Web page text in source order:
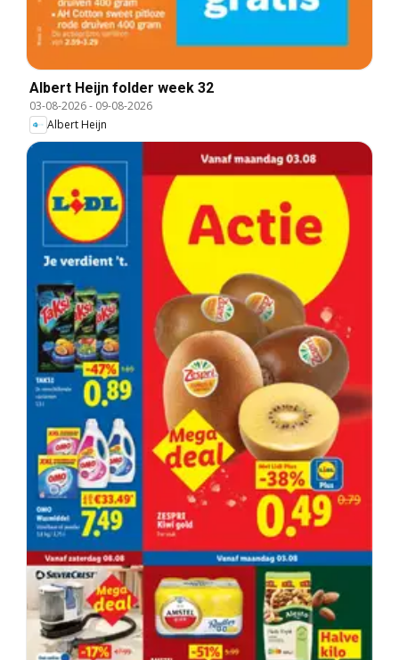
Albert Heijn folder week 32
03-08-2026- 09-08-2026
Albert Heijn